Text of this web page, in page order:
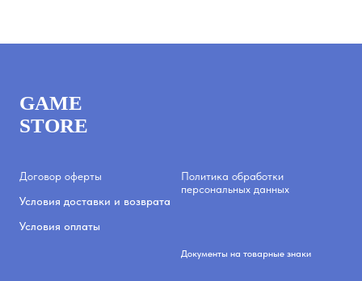
GAME
STORE
Договор оферты
Условия доставки и возврата
Условия оплаты
Политика обработки
персональных данных
Документы на товарные знаки